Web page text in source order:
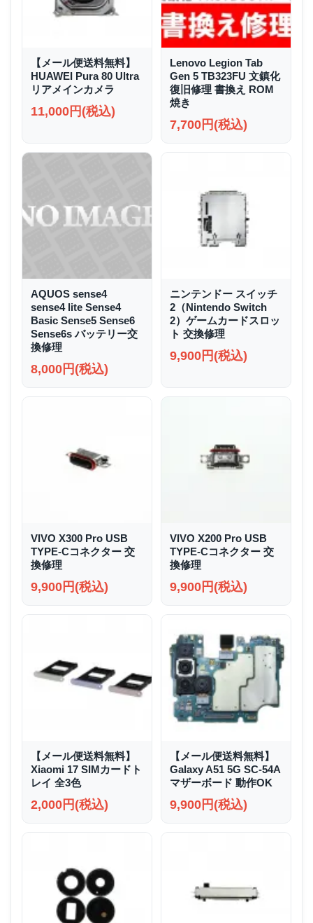
【メール便送料無料】
HUAWEI Pura 80 Ultra
リアメインカメラ
11,000円(税込)
Lenovo Legion Tab
Gen 5 TB323FU 文鎮化
復旧修理 書換え ROM
焼き
7,700円(税込)
AQUOS sense4
sense4 lite Sense4
Basic Sense5 Sense6
Sense6s バッテリー交
換修理
8,000円(税込)
ニンテンドー スイッチ
2（Nintendo Switch
2）ゲームカードスロッ
ト 交換修理
9,900円(税込)
VIVO X300 Pro USB
TYPE-Cコネクター 交
換修理
9,900円(税込)
VIVO X200 Pro USB
TYPE-Cコネクター 交
換修理
9,900円(税込)
【メール便送料無料】
Xiaomi 17 SIMカードト
レイ 全3色
2,000円(税込)
【メール便送料無料】
Galaxy A51 5G SC-54A
マザーボード 動作OK
9,900円(税込)